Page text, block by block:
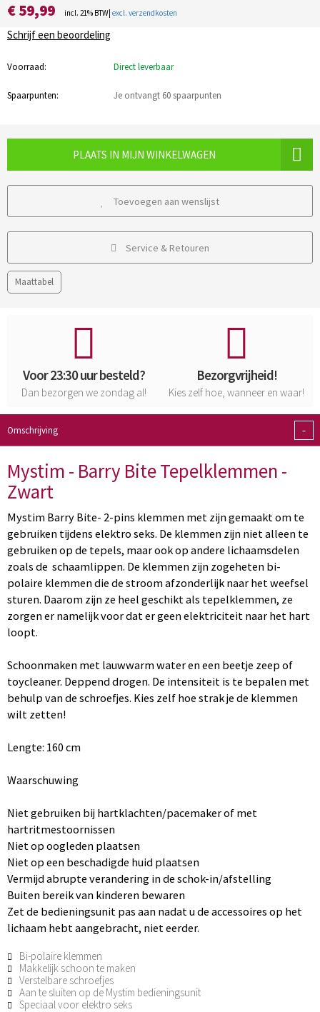
€ 59,99 incl. 21% BTW| excl. verzendkosten
Schrijf een beoordeling
Voorraad: Direct leverbaar
Spaarpunten: Je ontvangt 60 spaarpunten
PLAATS IN MIJN WINKELWAGEN
Toevoegen aan wenslijst
Service & Retouren
Maattabel
Voor 23:30 uur besteld?
Dan bezorgen we zondag al!
Bezorgvrijheid!
Kies zelf hoe, wanneer en waar!
Omschrijving -
Mystim - Barry Bite Tepelklemmen -
Zwart
Mystim Barry Bite- 2-pins klemmen met zijn gemaakt om te
gebruiken tijdens elektro seks. De klemmen zijn niet alleen te
gebruiken op de tepels, maar ook op andere lichaamsdelen
zoals de schaamlippen. De klemmen zijn zogeheten bi-
polaire klemmen die de stroom afzonderlijk naar het weefsel
sturen. Daarom zijn ze heel geschikt als tepelklemmen, ze
zorgen er namelijk voor dat er geen elektriciteit naar het hart
loopt.
Schoonmaken met lauwwarm water en een beetje zeep of
toycleaner. Deppend drogen. De intensiteit is te bepalen met
behulp van de schroefjes. Kies zelf hoe strak je de klemmen
wilt zetten!
Lengte: 160 cm
Waarschuwing
Niet gebruiken bij hartklachten/pacemaker of met
hartritmestoornissen
Niet op oogleden plaatsen
Niet op een beschadigde huid plaatsen
Vermijd abrupte verandering in de schok-in/afstelling
Buiten bereik van kinderen bewaren
Zet de bedieningsunit pas aan nadat u de accessoires op het
lichaam hebt aangebracht, niet eerder.
Bi-polaire klemmen
Makkelijk schoon te maken
Verstelbare schroefjes
Aan te sluiten op de Mystim bedieningsunit
Speciaal voor elektro seks